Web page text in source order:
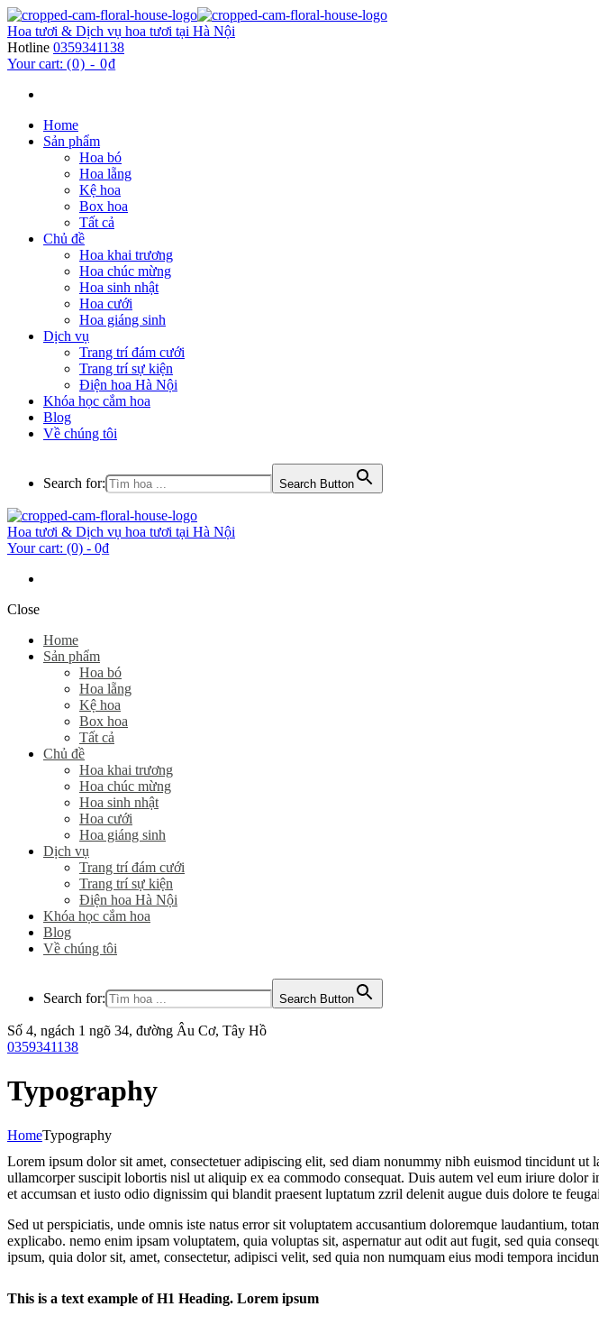
Hoa tươi & Dịch vụ hoa tươi tại Hà Nội
Hotline 0359341138
Your cart: (0) - 0₫
Home
Sản phẩm
Hoa bó
Hoa lẵng
Kệ hoa
Box hoa
Tất cả
Chủ đề
Hoa khai trương
Hoa chúc mừng
Hoa sinh nhật
Hoa cưới
Hoa giáng sinh
Dịch vụ
Trang trí đám cưới
Trang trí sự kiện
Điện hoa Hà Nội
Khóa học cắm hoa
Blog
Về chúng tôi
Search for: Search Button
Hoa tươi & Dịch vụ hoa tươi tại Hà Nội
Your cart: (0) - 0₫
Close
Home
Sản phẩm
Hoa bó
Hoa lẵng
Kệ hoa
Box hoa
Tất cả
Chủ đề
Hoa khai trương
Hoa chúc mừng
Hoa sinh nhật
Hoa cưới
Hoa giáng sinh
Dịch vụ
Trang trí đám cưới
Trang trí sự kiện
Điện hoa Hà Nội
Khóa học cắm hoa
Blog
Về chúng tôi
Search for: Search Button
Số 4, ngách 1 ngõ 34, đường Âu Cơ, Tây Hồ
0359341138
Typography
HomeTypography
Lorem ipsum dolor sit amet, consectetuer adipiscing elit, sed diam nonummy nibh euismod tincidunt
ullamcorper suscipit lobortis nisl ut aliquip ex ea commodo consequat. Duis autem vel eum iriure
et accumsan et iusto odio dignissim qui blandit praesent luptatum zzril delenit augue duis dolore te
Sed ut perspiciatis, unde omnis iste natus error sit voluptatem accusantium doloremque laudantium,
explicabo. nemo enim ipsam voluptatem, quia voluptas sit, aspernatur aut odit aut fugit, sed quia
ipsum, quia dolor sit, amet, consectetur, adipisci velit, sed quia non numquam eius modi tempora
This is a text example of H1 Heading. Lorem ipsum